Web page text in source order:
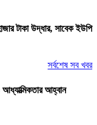
টাকা উদ্ধার, সাবেক ইউপি
সর্বশেষ সব খবর
আধ্যাত্মিকতার আহ্বান